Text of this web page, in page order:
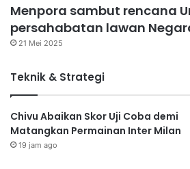
Menpora sambut rencana
persahabatan lawan
21 Mei 2025
Teknik & Strategi
Chivu Abaikan Skor Uji Coba demi
Matangkan Permainan Inter Milan
19 jam ago